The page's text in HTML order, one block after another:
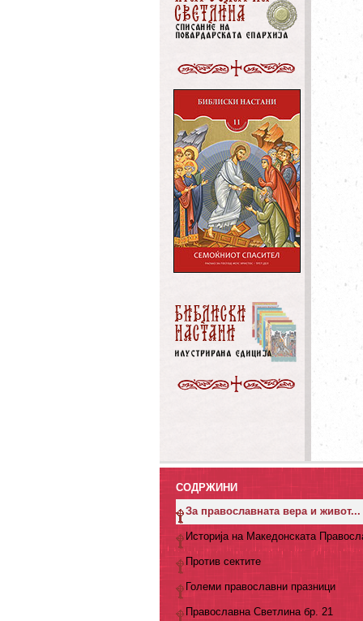
СОДРЖИНИ
За православната вера и живот...
Историја на Македонската
Против сектите
Големи православни празници
Православна Светлина бр. 21